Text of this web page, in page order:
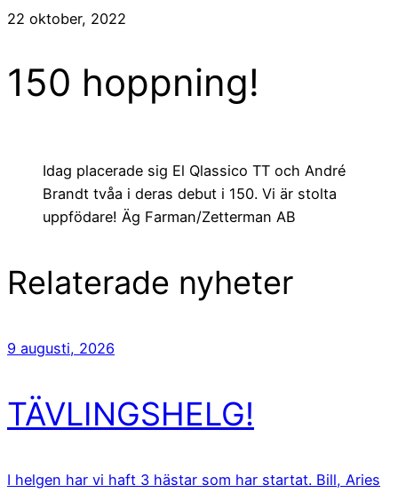
22 oktober, 2022
150 hoppning!
Idag placerade sig El Qlassico TT och André
Brandt tvåa i deras debut i 150. Vi är stolta
uppfödare! Äg Farman/Zetterman AB
Relaterade nyheter
9 augusti, 2026
TÄVLINGSHELG!
I helgen har vi haft 3 hästar som har startat. Bill, Aries